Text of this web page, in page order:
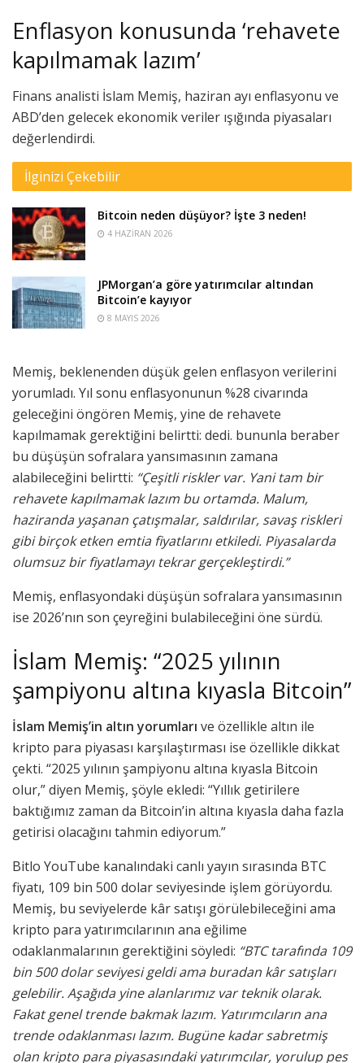
Enflasyon konusunda ‘rehavete
kapılmamak lazım’
Finans analisti İslam Memiş, haziran ayı enflasyonu ve
ABD’den gelecek ekonomik veriler ışığında piyasaları
değerlendirdi.
İlginizi Çekebilir
Bitcoin neden düşüyor? İşte 3 neden!
4 HAZIRAN 2026
JPMorgan’a göre yatırımcılar altından
Bitcoin’e kayıyor
8 MAYIS 2026
Memiş, beklenenden düşük gelen enflasyon verilerini
yorumladı. Yıl sonu enflasyonunun %28 civarında
geleceğini öngören Memiş, yine de rehavete
kapılmamak gerektiğini belirtti: dedi. bununla beraber
bu düşüşün sofralara yansımasının zamana
alabileceğini belirtti: “Çeşitli riskler var. Yani tam bir
rehavete kapılmamak lazım bu ortamda. Malum,
haziranda yaşanan çatışmalar, saldırılar, savaş riskleri
gibi birçok etken emtia fiyatlarını etkiledi. Piyasalarda
olumsuz bir fiyatlamayı tekrar gerçekleştirdi.”
Memiş, enflasyondaki düşüşün sofralara yansımasının
ise 2026’nın son çeyreğini bulabileceğini öne sürdü.
İslam Memiş: “2025 yılının
şampiyonu altına kıyasla Bitcoin”
İslam Memiş’in altın yorumları ve özellikle altın ile
kripto para piyasası karşılaştırması ise özellikle dikkat
çekti. “2025 yılının şampiyonu altına kıyasla Bitcoin
olur,” diyen Memiş, şöyle ekledi: “Yıllık getirilere
baktığımız zaman da Bitcoin’in altına kıyasla daha fazla
getirisi olacağını tahmin ediyorum.”
Bitlo YouTube kanalındaki canlı yayın sırasında BTC
fiyatı, 109 bin 500 dolar seviyesinde işlem görüyordu.
Memiş, bu seviyelerde kâr satışı görülebileceğini ama
kripto para yatırımcılarının ana eğilime
odaklanmalarının gerektiğini söyledi: “BTC tarafında 109
bin 500 dolar seviyesi geldi ama buradan kâr satışları
gelebilir. Aşağıda yine alanlarımız var teknik olarak.
Fakat genel trende bakmak lazım. Yatırımcıların ana
trende odaklanması lazım. Bugüne kadar sabretmiş
olan kripto para piyasasındaki yatırımcılar, yorulup pes